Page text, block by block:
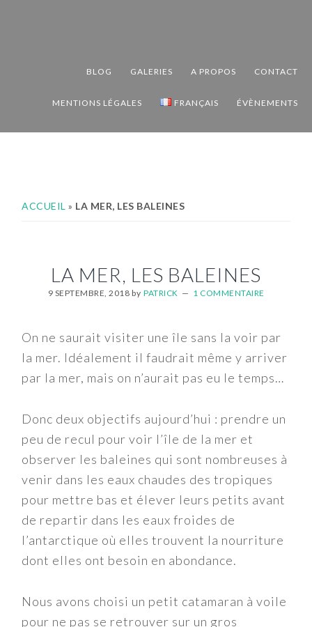
BLOG GALERIES A PROPOS CONTACT
MENTIONS LÉGALES FRANÇAIS ÉVÈNEMENTS
ACCUEIL » LA MER, LES BALEINES
LA MER, LES BALEINES
9 SEPTEMBRE, 2018 by PATRICK 1 COMMENTAIRE
On ne saurait visiter une île sans la voir par
la mer. Idéalement il faudrait même y arriver
par la mer, mais on n’aurait pas eu le temps…
Donc deux objectifs aujourd’hui : prendre un
peu de recul pour voir l’île de la mer et
observer les baleines qui sont nombreuses à
venir dans les eaux chaudes des tropiques
pour mettre bas et élever leurs petits avant
de repartir dans les eaux froides de
l’antarctique où elles trouvent la nourriture
dont elles ont besoin en abondance.
Nous avons choisi un petit catamaran à voile
pour ne pas se retrouver sur un gros